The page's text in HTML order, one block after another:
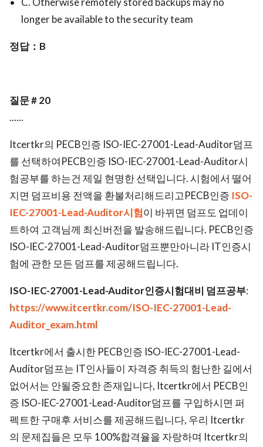
longer be available to the security team
정답：B
질문 # 20
......
Itcertkr의 PECB인증 ISO-IEC-27001-Lead-Auditor덤프
를 선택하여PECB인증 ISO-IEC-27001-Lead-Auditor시
험공부를 하는건 제일 현명한 선택입니다. 시험에서 떨어
지면 덤프비용 전액을 환불처리해드리고PECB인증 ISO-
IEC-27001-Lead-Auditor시험이 바뀌면 덤프도 업데이
트하여 고객님께 최신버전을 발송해드립니다. PECB인증
ISO-IEC-27001-Lead-Auditor덤프뿐만아니라 IT인증시
험에 관한 모든 덤프를 제공해드립니다.
ISO-IEC-27001-Lead-Auditor인증시험대비 덤프공부:
https://www.itcertkr.com/ISO-IEC-27001-Lead-
Auditor_exam.html
Itcertkr에서 출시한 PECB인증 ISO-IEC-27001-Lead-
Auditor덤프는 IT인사들이 자격증 취득의 험난한 길에서
없어서는 안될중요한 존재입니다, Itcertkr에서 PECB인
증 ISO-IEC-27001-Lead-Auditor덤프를 구입하시면 퍼
펙트한 구매후 서비스를 제공해드립니다, 우리 Itcertkr
의 문제집들은 모두 100%합격율을 자랑하며 Itcertkr의